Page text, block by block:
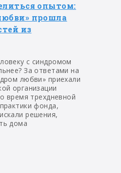
опытом:
прошла
из
с синдромом
За ответами на
любви» приехали
организации
время трехдневной
фонда,
решения,
дома